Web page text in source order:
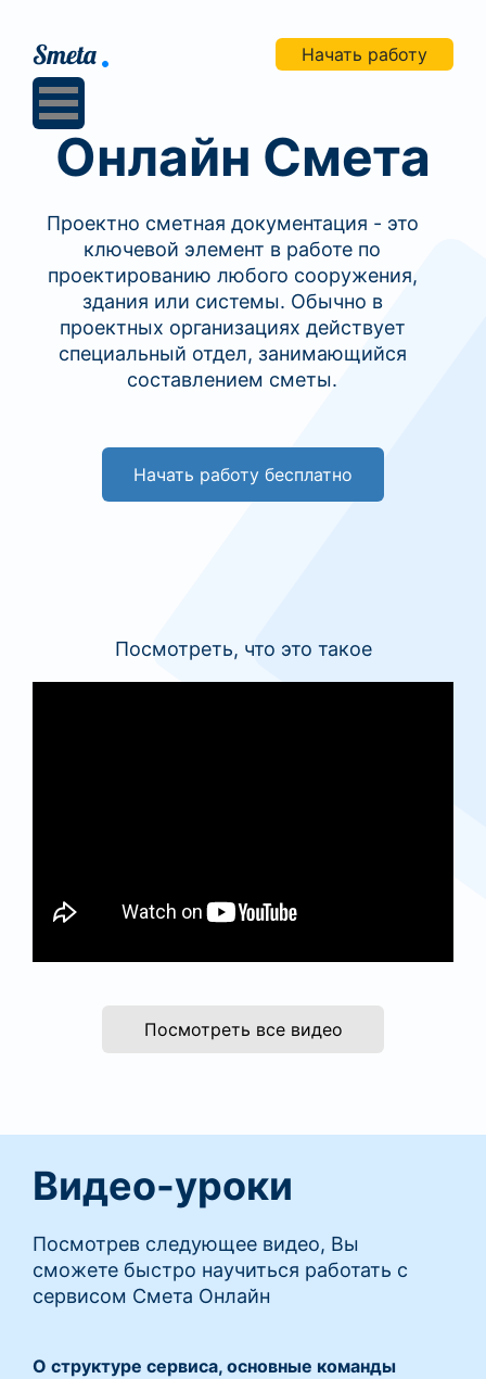
Начать работу
Онлайн Смета
Проектно сметная документация - это
ключевой элемент в работе по
проектированию любого сооружения,
здания или системы. Обычно в
проектных организациях действует
специальный отдел, занимающийся
составлением сметы.
Начать работу бесплатно
Посмотреть, что это такое
Посмотреть все видео
Видео-уроки
Посмотрев следующее видео, Вы
сможете быстро научиться работать с
сервисом Смета Онлайн
О структуре сервиса, основные команды